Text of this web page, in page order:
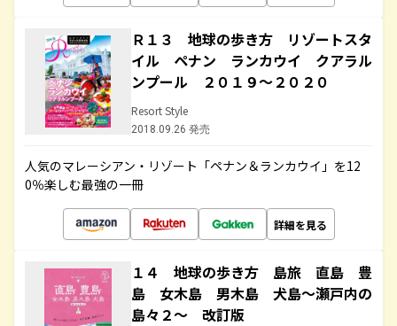
Ｒ１３ 地球の歩き方 リゾートスタ
イル ペナン ランカウイ クアラル
ンプール ２０１９～２０２０
Resort Style
2018.09.26 発売
人気のマレーシアン・リゾート「ペナン＆ランカウイ」を12
0％楽しむ最強の一冊
詳細を見る
１４ 地球の歩き方 島旅 直島 豊
島 女木島 男木島 犬島～瀬戸内の
島々２～ 改訂版